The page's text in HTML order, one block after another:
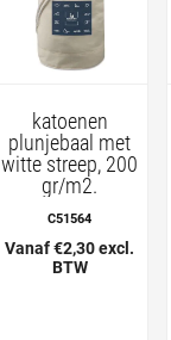
katoenen
plunjebaal met
witte streep, 200
gr/m2.
C51564
Vanaf €2,30 excl.
BTW